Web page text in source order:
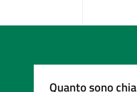
Quanto sono